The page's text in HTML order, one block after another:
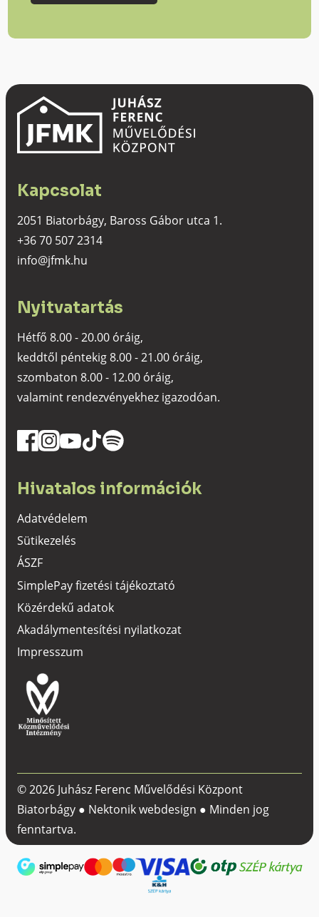
Kapcsolat
2051 Biatorbágy, Baross Gábor utca 1.
+36 70 507 2314
info@jfmk.hu
Nyitvatartás
Hétfő 8.00 - 20.00 óráig,
keddtől péntekig 8.00 - 21.00 óráig,
szombaton 8.00 - 12.00 óráig,
valamint rendezvényekhez igazodóan.
Hivatalos információk
Adatvédelem
Sütikezelés
ÁSZF
SimplePay fizetési tájékoztató
Közérdekű adatok
Akadálymentesítési nyilatkozat
Impresszum
© 2026 Juhász Ferenc Művelődési Központ
Biatorbágy ● Nektonik webdesign ● Minden jog
fenntartva.